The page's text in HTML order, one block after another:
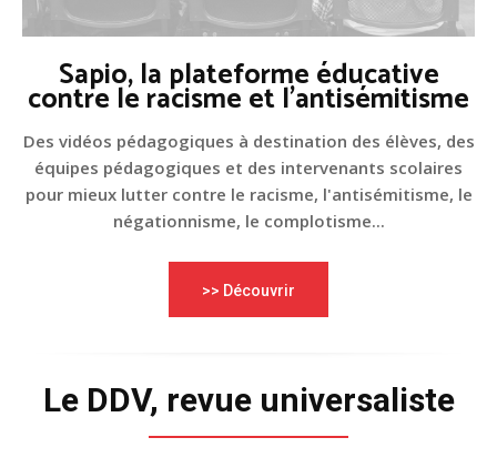
Sapio, la plateforme éducative
contre le racisme et l'antisémitisme
Des vidéos pédagogiques à destination des élèves, des
équipes pédagogiques et des intervenants scolaires
pour mieux lutter contre le racisme, l'antisémitisme, le
négationnisme, le complotisme...
>> Découvrir
Le DDV, revue universaliste